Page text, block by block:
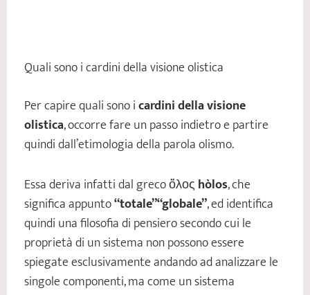
Quali sono i cardini della visione olistica
Per capire quali sono icardini della visione
olistica, occorre fare un passo indietro e partire
quindi dall’etimologia della parola olismo.
Essa deriva infatti dal greco ὅλος hòlos, che
significa appunto“totale” “globale”, ed identifica
quindi una filosofia di pensiero secondo cui le
proprietà di un sistema non possono essere
spiegate esclusivamente andando ad analizzare le
singole componenti, ma come un sistema